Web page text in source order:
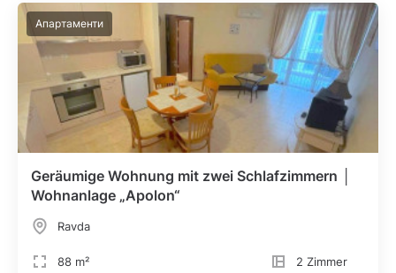
Апартаменти
Geräumige Wohnung mit zwei Schlafzimmern │
Wohnanlage „Apolon“
Ravda
88 m² 2 Zimmer